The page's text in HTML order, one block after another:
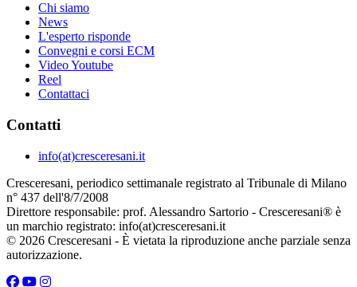
Chi siamo
News
L'esperto risponde
Convegni e corsi ECM
Video Youtube
Reel
Contattaci
Contatti
info(at)cresceresani.it
Cresceresani, periodico settimanale registrato al Tribunale di Milano
n° 437 dell'8/7/2008
Direttore responsabile: prof. Alessandro Sartorio - Cresceresani® è
un marchio registrato: info(at)cresceresani.it
© 2026 Cresceresani - È vietata la riproduzione anche parziale senza
autorizzazione.